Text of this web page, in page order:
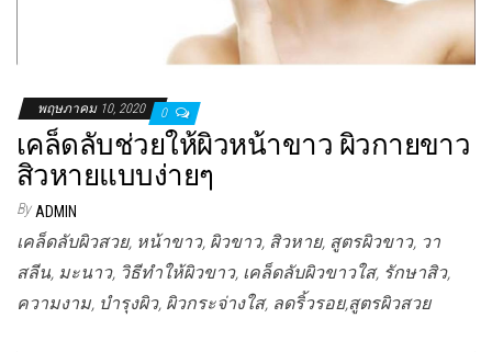
พฤษภาคม 10, 2020 0
เคล็ดลับช่วยให้ผิวหน้าขาว ผิวกายขาว
สิวหายแบบง่ายๆ
By ADMIN
เคล็ดลับผิวสวย, หน้าขาว, ผิวขาว, สิวหาย, สูตรผิวขาว, วา
สลีน, มะนาว, วิธีทำให้ผิวขาว, เคล็ดลับผิวขาวใส, รักษาสิว,
ความงาม, บำรุงผิว, ผิวกระจ่างใส, ลดริ้วรอย,สูตรผิวสวย